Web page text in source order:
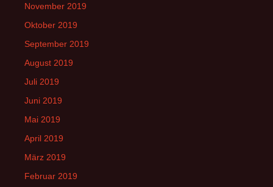
November 2019
Oktober 2019
September 2019
August 2019
Juli 2019
Juni 2019
Mai 2019
April 2019
März 2019
Februar 2019